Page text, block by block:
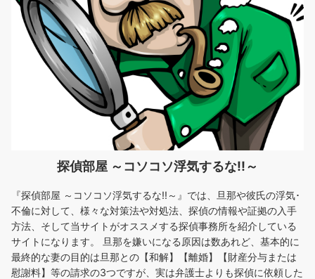
探偵部屋 ～コソコソ浮気するな!!～
『探偵部屋 ～コソコソ浮気するな!!～』では、旦那や彼氏の浮気･
不倫に対して、様々な対策法や対処法、探偵の情報や証拠の入手
方法、そして当サイトがオススメする探偵事務所を紹介している
サイトになります。 旦那を嫌いになる原因は数あれど、基本的に
最終的な妻の目的は旦那との【和解】【離婚】【財産分与または
慰謝料】等の請求の3つですが、実は弁護士よりも探偵に依頼した